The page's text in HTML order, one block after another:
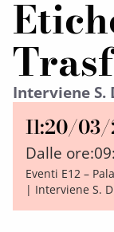
Interviene S.
Il:20/03/
Dalle ore:
Eventi E12 –
| Interviene S.